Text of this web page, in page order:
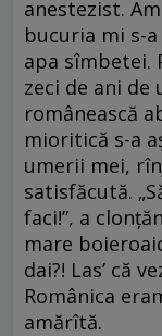
anestezist.
bucuria mi s-
apa sîmbetei.
zeci de ani de
românească
mioritică s-a
umerii mei,
satisfăcută.
faci!”, a
mare
dai?! Las’ că
Românica
amărîtă.